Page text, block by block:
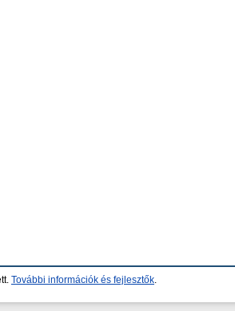
További információk és fejlesztők